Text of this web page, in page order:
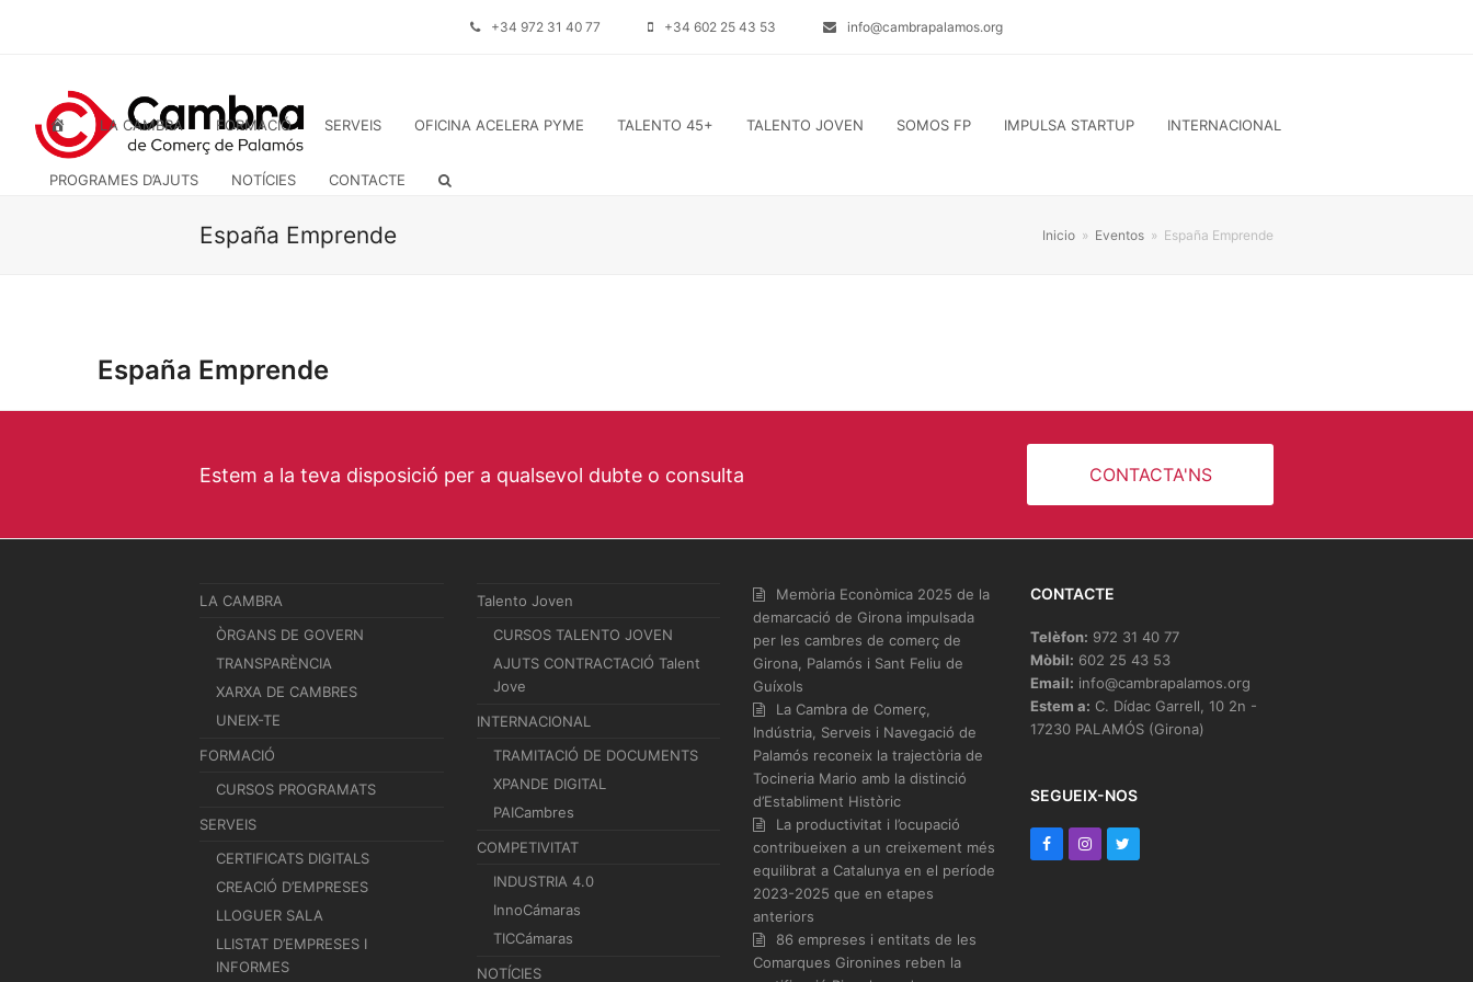
+34 972 31 40 77 +34 602 25 43 53 info@cambrapalamos.org
INICI LA CAMBRA FORMACIÓ SERVEIS OFICINA ACELERA PYME TALENTO 45+ TALENTO JOVEN SOMOS FP IMPULSA STARTUP INTERNACIONAL
PROGRAMES D’AJUTS NOTÍCIES CONTACTE
España Emprende Inicio » Eventos » España Emprende
España Emprende
Estem a la teva disposició per a qualsevol dubte o consulta CONTACTA'NS
LA CAMBRA
ÒRGANS DE GOVERN
TRANSPARÈNCIA
XARXA DE CAMBRES
UNEIX-TE
FORMACIÓ
CURSOS PROGRAMATS
SERVEIS
CERTIFICATS DIGITALS
CREACIÓ D’EMPRESES
LLOGUER SALA
LLISTAT D’EMPRESES I
INFORMES
Talento Joven
CURSOS TALENTO JOVEN
AJUTS CONTRACTACIÓ Talent
Jove
INTERNACIONAL
TRAMITACIÓ DE DOCUMENTS
XPANDE DIGITAL
PAICambres
COMPETIVITAT
INDUSTRIA 4.0
InnoCámaras
TICCámaras
NOTÍCIES
Memòria Econòmica 2025 de la
demarcació de Girona impulsada
per les cambres de comerç de
Girona, Palamós i Sant Feliu de
Guíxols
La Cambra de Comerç,
Indústria, Serveis i Navegació de
Palamós reconeix la trajectòria de
Tocineria Mario amb la distinció
d’Establiment Històric
La productivitat i l’ocupació
contribueixen a un creixement més
equilibrat a Catalunya en el període
2023-2025 que en etapes
anteriors
86 empreses i entitats de les
Comarques Gironines reben la
CONTACTE
Telèfon: 972 31 40 77
Mòbil: 602 25 43 53
Email: info@cambrapalamos.org
Estem a: C. Dídac Garrell, 10 2n -
17230 PALAMÓS (Girona)
SEGUEIX-NOS
F
I